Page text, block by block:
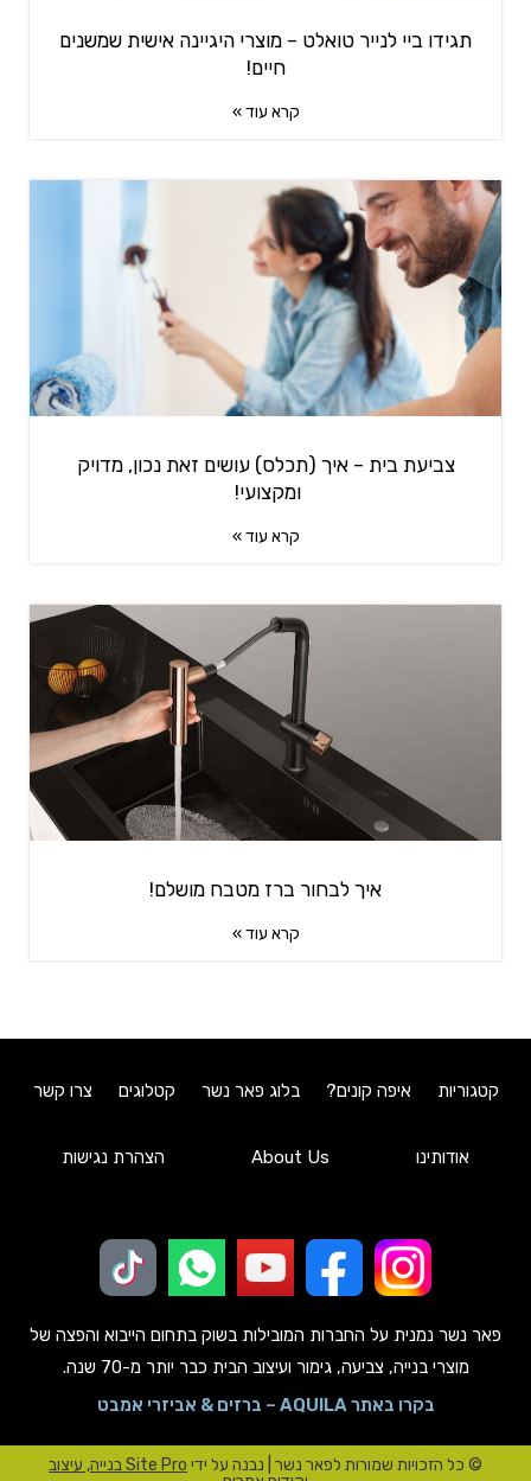
תגידו ביי לנייר טואלט – מוצרי היגיינה אישית שמשנים
חיים!
קרא עוד »
צביעת בית – איך (תכלס) עושים זאת נכון, מדויק
ומקצועי!
קרא עוד »
איך לבחור ברז מטבח מושלם!
קרא עוד »
קטגוריות איפה קונים? בלוג פאר נשר קטלוגים צרו קשר
אודותינו About Us הצהרת נגישות
פאר נשר נמנית על החברות המובילות בשוק בתחום הייבוא והפצה של
מוצרי בנייה, צביעה, גימור ועיצוב הבית כבר יותר מ-70 שנה.
בקרו באתר AQUILA – ברזים & אביזרי אמבט
© כל הזכויות שמורות לפאר נשר | נבנה על ידי
Site Pro בנייה, עיצוב